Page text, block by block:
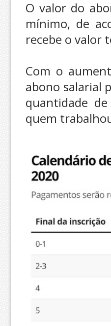
O valor do
mínimo, de
recebe o valor
Com o
abono salarial
quantidade
quem